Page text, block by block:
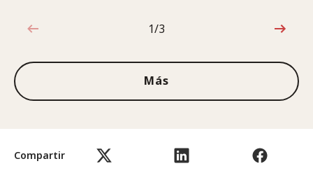
Compartir
1de3
1/3
Más